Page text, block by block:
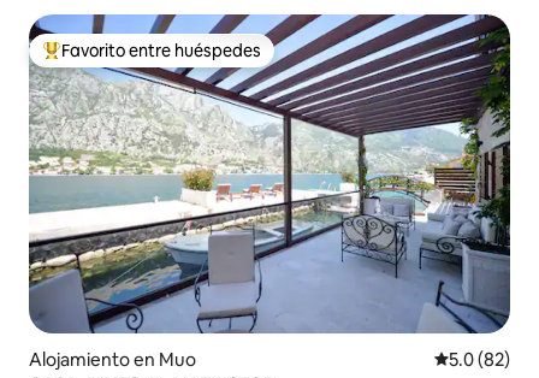
Favorito entre huéspedes preferido
Favorito entre huéspedes
Alojamiento en Muo Calificación
5.0 (82)